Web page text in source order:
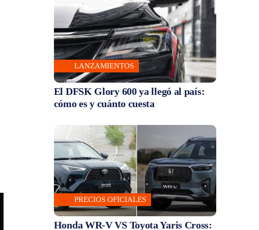
LANZAMIENTOS
El DFSK Glory 600 ya llegó al país:
cómo es y cuánto cuesta
PRECIOS OFICIALES
Honda WR-V VS Toyota Yaris Cross: